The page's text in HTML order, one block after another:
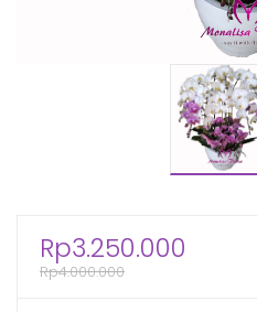
Rp3.250.000
Rp4.000.000